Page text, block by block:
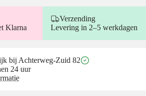
Klarna
Verzending
Levering in 2–5 werkdagen
bij Achterweg-Zuid 82
24 uur